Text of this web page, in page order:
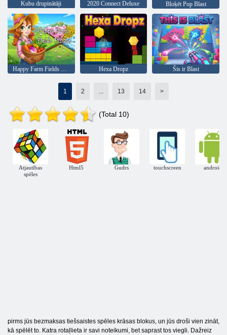
Kubu drupinātāji 2020 Connect Deluxe Bloķēt Pop Blast
Hexa Dropz Šis ir Blast
1 2 13 14 >
(Total 10)
Atjautības
spēles
Html5 Gudrs touchscreen android
pirms jūs bezmaksas tiešsaistes spēles krāsas blokus, un jūs droši vien zināt,
kā spēlēt to. Katra rotaļlieta ir savi noteikumi, bet saprast tos viegli. Dažreiz